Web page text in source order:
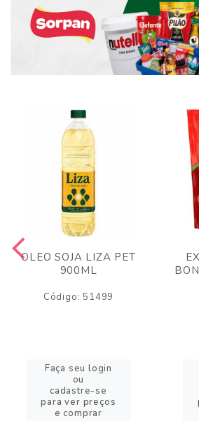
OLEO SOJA LIZA PET
900ML
Código: 51499
Faça seu login
ou
cadastre-se
para ver preços
e comprar